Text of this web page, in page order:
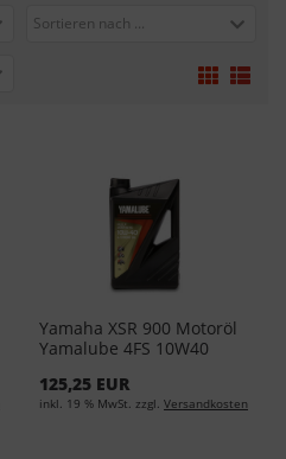
Sortieren nach ...
Yamaha XSR 900 Motoröl
Yamalube 4FS 10W40
(EUR 24,13/L)
125,25 EUR
inkl. 19 % MwSt. zzgl. Versandkosten